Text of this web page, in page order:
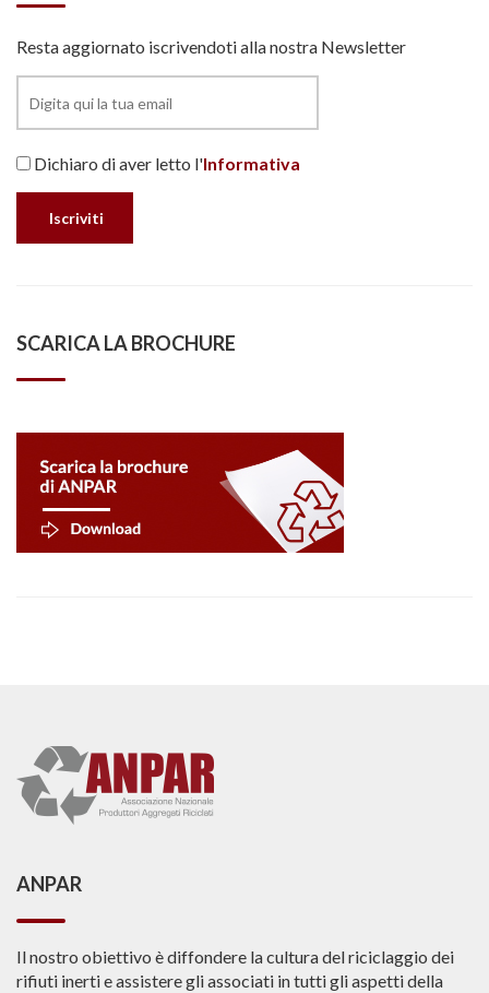
Resta aggiornato iscrivendoti alla nostra Newsletter
Dichiaro di aver letto l'Informativa
SCARICA LA BROCHURE
ANPAR
Il nostro obiettivo è diffondere la cultura del riciclaggio dei
rifiuti inerti e assistere gli associati in tutti gli aspetti della